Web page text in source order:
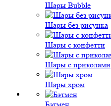
Шары Bubble
Шары без рисунка
Шары с конфетти
Шары с приколами
Шары хром